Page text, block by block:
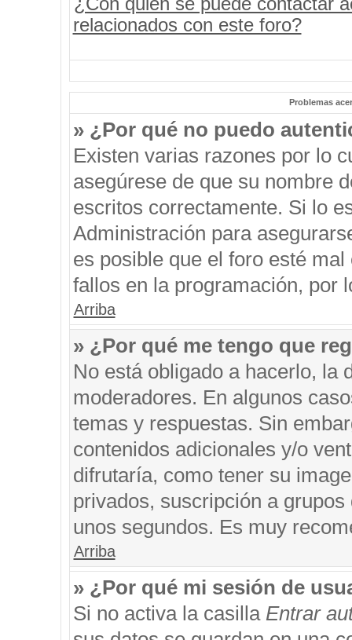
relacionados con este foro?
Problemas
» ¿Por qué no puedo
Existen varias razones por lo
asegúrese de que su nombre
escritos correctamente. Si lo
Administración para
es posible que el foro esté
fallos en la programación, por
Arriba
» ¿Por qué me tengo que
No está obligado a hacerlo, la
moderadores. En algunos
temas y respuestas. Sin
contenidos adicionales y/o
difrutaría, como tener su
privados, suscripción a
unos segundos. Es muy
Arriba
» ¿Por qué mi sesión de
Si no activa la casilla Entrar